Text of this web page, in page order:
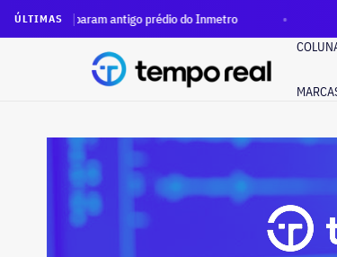
ÚLTIMAS
antigo prédio do Inmetro Quase R$ 12